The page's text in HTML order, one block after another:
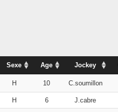
Sexe Age Jockey
H 10 C.soumillon
H 6 J.cabre